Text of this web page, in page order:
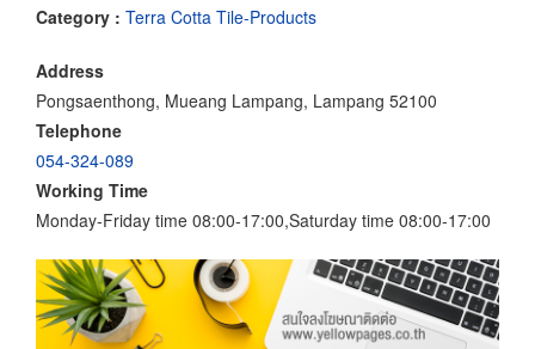
Category : Terra Cotta Tile-Products
Address
Pongsaenthong, Mueang Lampang, Lampang 52100
Telephone
054-324-089
Working Time
Monday-Friday time 08:00-17:00,Saturday time 08:00-17:00